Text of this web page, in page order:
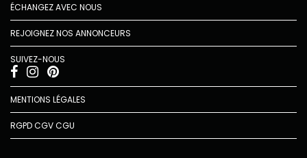
ÉCHANGEZ AVEC NOUS
REJOIGNEZ NOS ANNONCEURS
SUIVEZ-NOUS
MENTIONS LÉGALES
RGPDCGVCGU